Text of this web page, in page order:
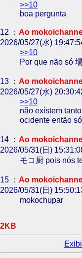
>>10
boa pergunta
12 ： Ao
2026/05/27(水)
>>10
Por que não só
13 ： Ao
2026/05/27(水)
>>10
não existem
ocidente então
14 ： Ao
2026/05/31(日)
モコ厨 pois nós
15 ： Ao
2026/05/31(日)
mokochupar
2KB